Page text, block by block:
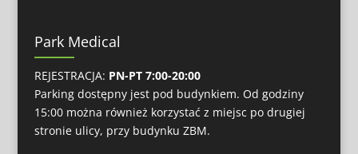
Park Medical
REJESTRACJA: PN-PT 7:00-20:00
Parking dostępny jest pod budynkiem. Od godziny
15:00 można również korzystać z miejsc po drugiej
stronie ulicy, przy budynku ZBM.